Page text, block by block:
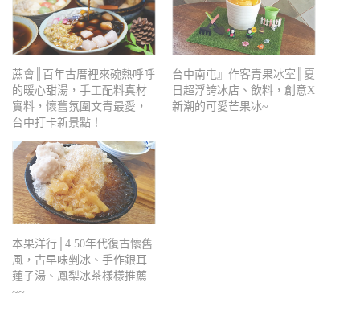
蔗會║百年古厝裡來碗熱呼呼
的暖心甜湯，手工配料真材
實料，懷舊氛圍文青最愛，
台中打卡新景點！
台中南屯』作客青果冰室║夏
日超浮誇冰店、飲料，創意X
新潮的可愛芒果冰~
本果洋行│4.50年代復古懷舊
風，古早味剉冰、手作銀耳
蓮子湯、鳳梨冰茶樣樣推薦
~~